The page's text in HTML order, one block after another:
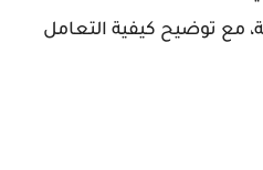
مع توضيح كيفية التعامل